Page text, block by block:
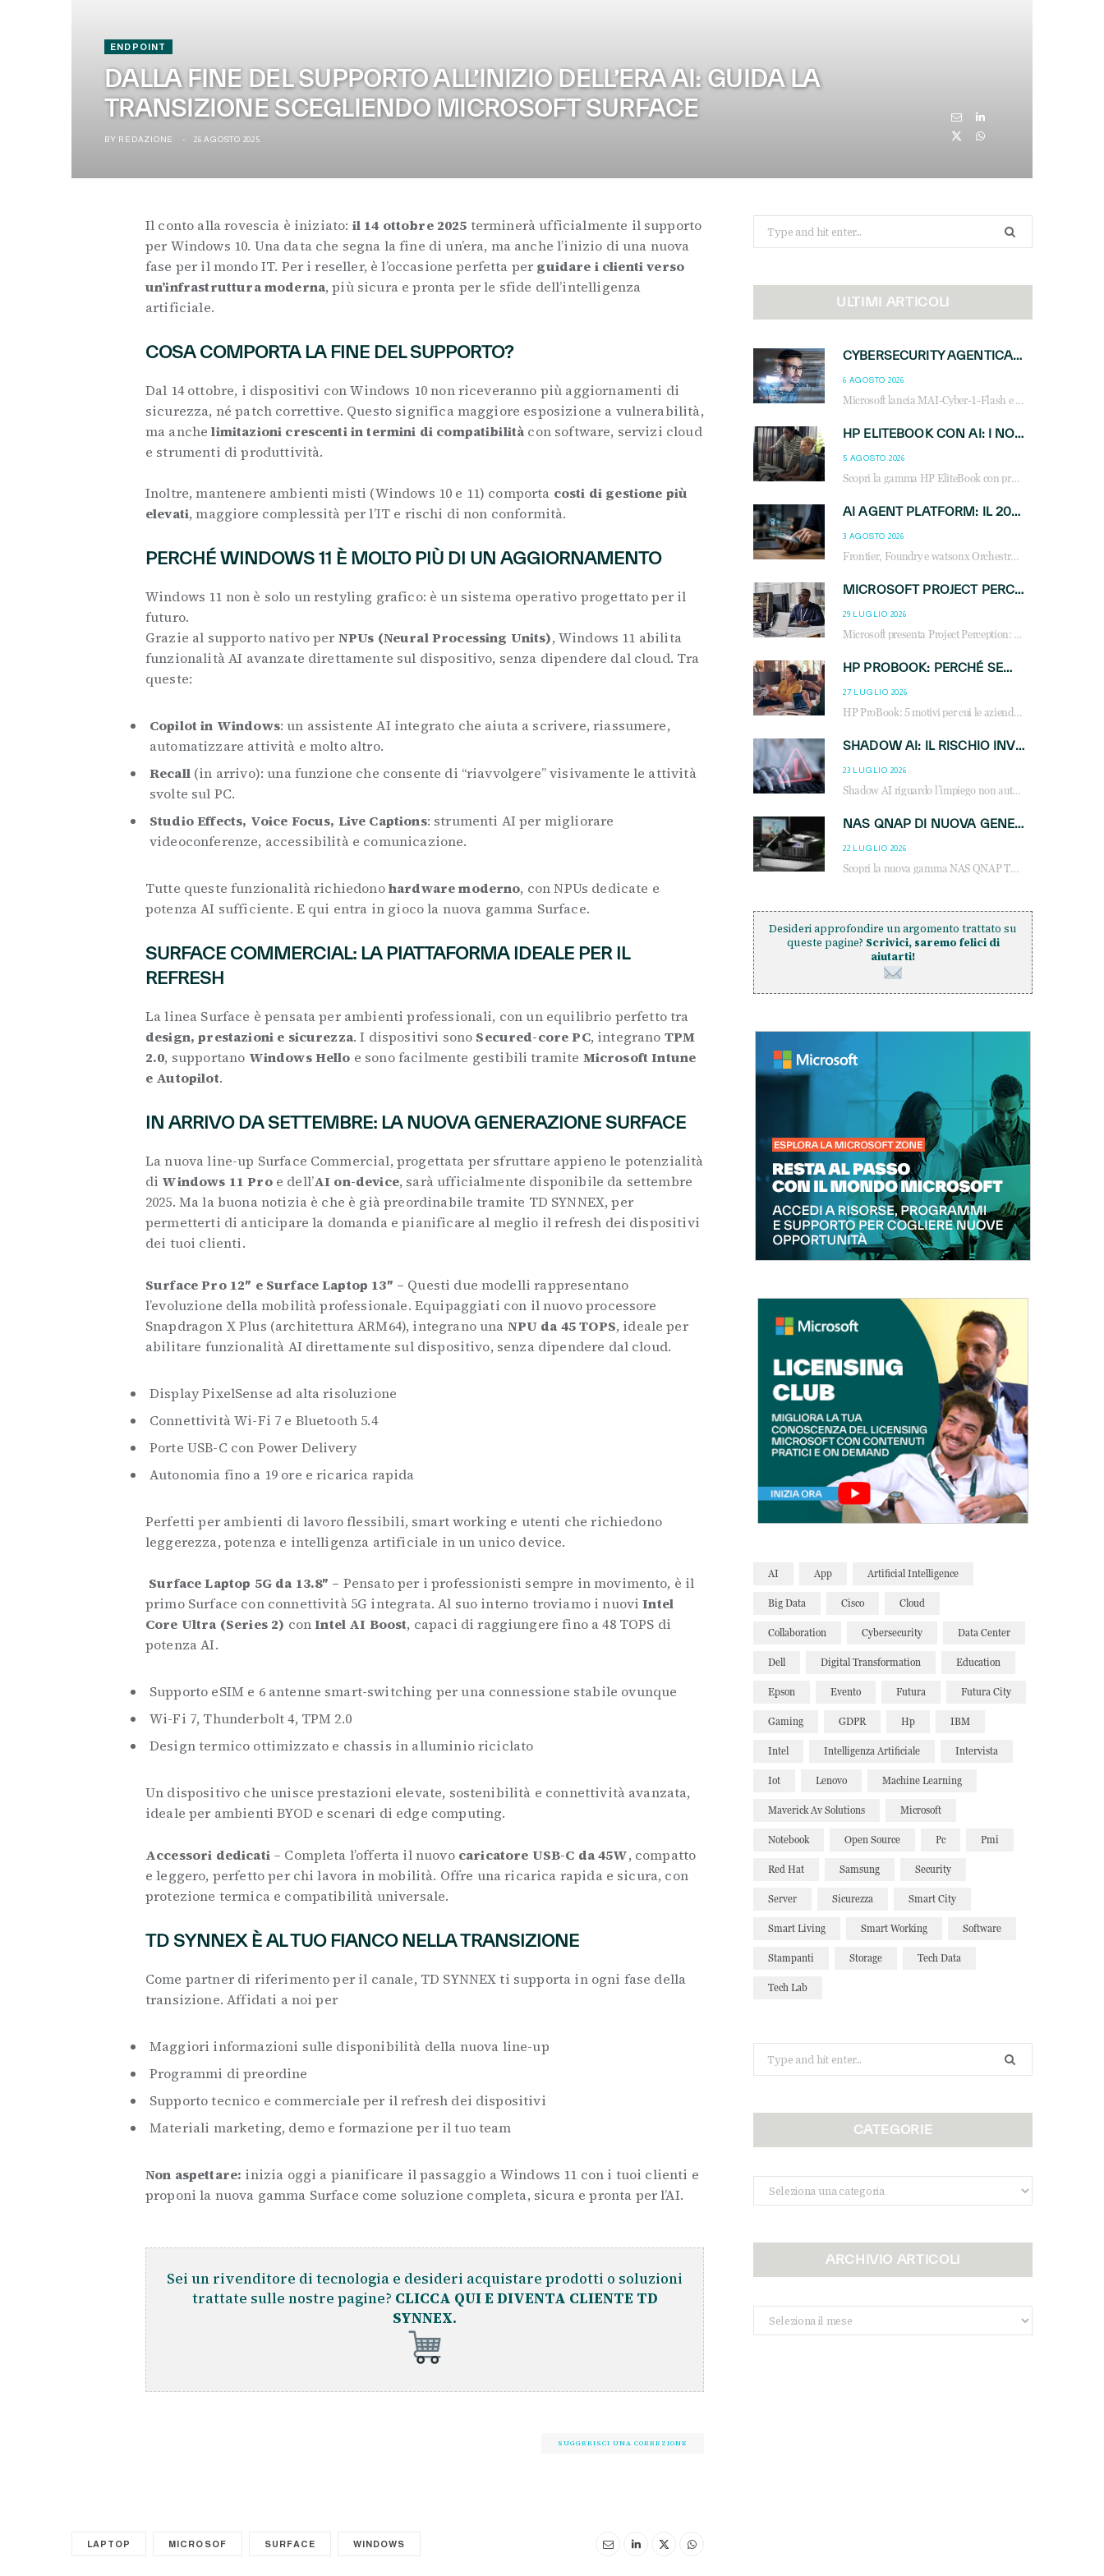
ENDPOINT
DALLA FINE DEL SUPPORTO ALL’INIZIO DELL’ERA AI: GUIDA LA
TRANSIZIONE SCEGLIENDO MICROSOFT SURFACE
BY REDAZIONE 26 AGOSTO 2025
Il conto alla rovescia è iniziato: il 14 ottobre 2025 terminerà ufficialmente il supporto
per Windows 10. Una data che segna la fine di un’era, ma anche l’inizio di una nuova
fase per il mondo IT. Per i reseller, è l’occasione perfetta per guidare i clienti verso
un’infrastruttura moderna, più sicura e pronta per le sfide dell’intelligenza
artificiale.
COSA COMPORTA LA FINE DEL SUPPORTO?
Dal 14 ottobre, i dispositivi con Windows 10 non riceveranno più aggiornamenti di
sicurezza, né patch correttive. Questo significa maggiore esposizione a vulnerabilità,
ma anchelimitazioni crescenti in termini di compatibilità con software, servizi cloud
e strumenti di produttività.
Inoltre, mantenere ambienti misti (Windows 10 e 11) comporta costi di gestione più
elevati, maggiore complessità per l’IT e rischi di non conformità.
PERCHÉ WINDOWS 11 È MOLTO PIÙ DI UN AGGIORNAMENTO
Windows 11 non è solo un restyling grafico: è un sistema operativo progettato per il
futuro.
Grazie al supporto nativo per NPUs (Neural Processing Units), Windows 11 abilita
funzionalità AI avanzate direttamente sul dispositivo, senza dipendere dal cloud. Tra
queste:
Copilot in Windows: un assistente AI integrato che aiuta a scrivere, riassumere,
automatizzare attività e molto altro.
Recall(in arrivo): una funzione che consente di “riavvolgere” visivamente le attività
svolte sul PC.
Studio Effects, Voice Focus, Live Captions: strumenti AI per migliorare
videoconferenze, accessibilità e comunicazione.
Tutte queste funzionalità richiedonohardware moderno, con NPUs dedicate e
potenza AI sufficiente. E qui entra in gioco la nuova gamma Surface.
SURFACE COMMERCIAL: LA PIATTAFORMA IDEALE PER IL
REFRESH
La linea Surface è pensata per ambienti professionali, con un equilibrio perfetto tra
design, prestazioni e sicurezza. I dispositivi sono Secured-core PC, integrano TPM
2.0, supportano Windows Hello e sono facilmente gestibili tramite Microsoft Intune
e Autopilot.
IN ARRIVO DA SETTEMBRE: LA NUOVA GENERAZIONE SURFACE
La nuova line-up Surface Commercial, progettata per sfruttare appieno le potenzialità
di Windows 11 Proe dell’AI on-device, sarà ufficialmente disponibile da settembre
2025. Ma la buona notizia è che è già preordinabile tramite TD SYNNEX, per
permetterti di anticipare la domanda e pianificare al meglio il refresh dei dispositivi
dei tuoi clienti.
Surface Pro 12″ e Surface Laptop 13″ – Questi due modelli rappresentano
l’evoluzione della mobilità professionale. Equipaggiati con il nuovo processore
Snapdragon X Plus (architettura ARM64), integrano una NPU da 45 TOPS, ideale per
abilitare funzionalità AI direttamente sul dispositivo, senza dipendere dal cloud.
Display PixelSense ad alta risoluzione
Connettività Wi-Fi 7 e Bluetooth 5.4
Porte USB-C con Power Delivery
Autonomia fino a 19 ore e ricarica rapida
Perfetti per ambienti di lavoro flessibili, smart working e utenti che richiedono
leggerezza, potenza e intelligenza artificiale in un unico device.
Surface Laptop 5G da 13.8″ – Pensato per i professionisti sempre in movimento, è il
primo Surface con connettività 5G integrata. Al suo interno troviamo i nuoviIntel
Core Ultra (Series 2) conIntel AI Boost, capaci di raggiungere fino a 48 TOPS di
potenza AI.
Supporto eSIM e 6 antenne smart-switching per una connessione stabile ovunque
Wi-Fi 7, Thunderbolt 4, TPM 2.0
Design termico ottimizzato e chassis in alluminio riciclato
Un dispositivo che unisce prestazioni elevate, sostenibilità e connettività avanzata,
ideale per ambienti BYOD e scenari di edge computing.
Accessori dedicati– Completa l’offerta il nuovocaricatore USB-C da 45W, compatto
e leggero, perfetto per chi lavora in mobilità. Offre una ricarica rapida e sicura, con
protezione termica e compatibilità universale.
TD SYNNEX È AL TUO FIANCO NELLA TRANSIZIONE
Come partner di riferimento per il canale, TD SYNNEX ti supporta in ogni fase della
transizione. Affidati a noi per
Maggiori informazioni sulle disponibilità della nuova line-up
Programmi di preordine
Supporto tecnico e commerciale per il refresh dei dispositivi
Materiali marketing, demo e formazione per il tuo team
Non aspettare: inizia oggi a pianificare il passaggio a Windows 11 con i tuoi clienti e
proponi la nuova gamma Surface come soluzione completa, sicura e pronta per l’AI.
Sei un rivenditore di tecnologia e desideri acquistare prodotti o soluzioni
trattate sulle nostre pagine? CLICCA QUI E DIVENTA CLIENTE TD
SYNNEX.
SUGGERISCI UNA CORREZIONE
LAPTOP MICROSOF SURFACE WINDOWS
for:
ULTIMI ARTICOLI
CYBERSECURITY AGENTICA: CON PERCEPTION E MAI-CYBER-1-FLASH MICROSOFT APRE NUOVI SERVIZI PER IL CANALE
6 AGOSTO 2026
Microsoft lancia MAI-Cyber-1-Flash e Perception: cybersecurity agentica in preview dal 3 novembre. Cosa cambia per MSP, system integrator e reseller.
HP ELITEBOOK CON AI: I NOTEBOOK BUSINESS INTELLIGENTI CHE TRASFORMANO PRODUTTIVITÀ, SICUREZZA E LAVORO IBRIDO
5 AGOSTO 2026
Scopri la gamma HP EliteBook con processori Intel® Core™ Ultra e AMD Ryzen™ AI. Notebook business progettati per aumentare la produttività, migliorare la collaborazione e garantire sicurezza avanzata in ufficio e in mobilità.
AI AGENT PLATFORM: IL 2026 È L’ANNO DEL «SISTEMA OPERATIVO» PER GLI AGENTI AZIENDALI
3 AGOSTO 2026
Frontier, Foundry e watsonx Orchestrate: la guerra delle piattaforme AI agent ridisegna il mercato IT. Cosa cambia per reseller, MSP e system integrator.
MICROSOFT PROJECT PERCEPTION: COME GLI AGENTI AI CAMBIERANNO SOC, CYBERSECURITY E SERVIZI MSP
29 LUGLIO 2026
Microsoft presenta Project Perception: scopri come gli agenti AI possono trasformare cybersecurity, SOC e servizi gestiti degli MSP.
HP PROBOOK: PERCHÉ SEMPRE PIÙ AZIENDE SCELGONO NOTEBOOK PROGETTATI PER IL LAVORO MODERNO
27 LUGLIO 2026
HP ProBook: 5 motivi per cui le aziende scelgono i notebook business HP per migliorare produttività, sicurezza e gestione dell’AI.
SHADOW AI: IL RISCHIO INVISIBILE CHE LE AZIENDE POSSONO GOVERNARE
23 LUGLIO 2026
Shadow AI riguardo l’impiego non autorizzato di sistemi AI all’interno dell’azienda. E’ una pratica che si diffonde a partire dai dipendenti fino ai dirigenti e mette a repentaglio la cybersecurity, con costi più elevati per le organizzazioni. Due recenti report illustrano il fenomeno e forniscono dati in merito
NAS QNAP DI NUOVA GENERAZIONE: PIÙ PRESTAZIONI, SCALABILITÀ E PROTEZIONE DEI DATI PER LE INFRASTRUTTURE IT MODERNE
22 LUGLIO 2026
Scopri la nuova gamma NAS QNAP TS-h1465U-RP, TS-h1065eU e TS-h665U: storage aziendale con ZFS, DDR5, E1.S NVMe e connettività 2.5GbE per backup, virtualizzazione e cybersecurity.
Desideri approfondire un argomento trattato su
queste pagine? Scrivici, saremo felici di
aiutarti!
AI App Artificial Intelligence
Big Data Cisco Cloud
Collaboration Cybersecurity Data Center
Dell Digital Transformation Education
Epson Evento Futura Futura City
Gaming GDPR Hp IBM
Intel Intelligenza Artificiale Intervista
Iot Lenovo Machine Learning
Maverick Av Solutions Microsoft
Notebook Open Source Pc Pmi
Red Hat Samsung Security
Server Sicurezza Smart City
Smart Living Smart Working Software
Stampanti Storage Tech Data
Tech Lab
for:
CATEGORIE
Categorie
ARCHIVIO ARTICOLI
Archivio
Articoli